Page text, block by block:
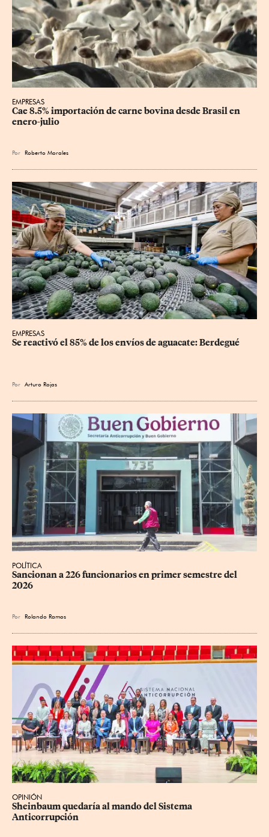
EMPRESAS
Cae 8.5% importación de carne bovina desde Brasil en
enero-julio
Por Roberto Morales
EMPRESAS
Se reactivó el 85% de los envíos de aguacate: Berdegué
Por Arturo Rojas
POLÍTICA
Sancionan a 226 funcionarios en primer semestre del
2026
Por Rolando Ramos
OPINIÓN
Sheinbaum quedaría al mando del Sistema
Anticorrupción